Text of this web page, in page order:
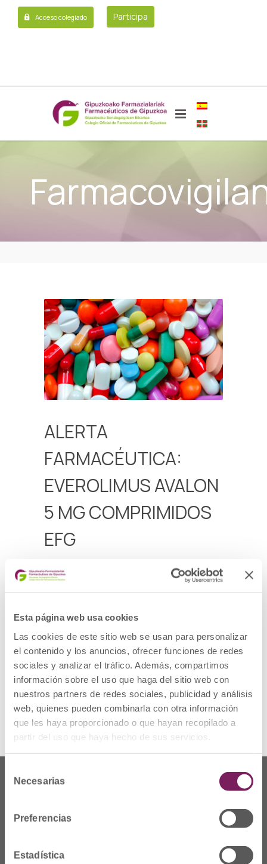
Esta página web usa cookies
Las cookies de este sitio web se usan para personalizar
el contenido y los anuncios, ofrecer funciones de redes
sociales y analizar el tráfico. Además, compartimos
información sobre el uso que haga del sitio web con
nuestros partners de redes sociales, publicidad y análisis
web, quienes pueden combinarla con otra información
que les haya proporcionado o que hayan recopilado a
partir del uso que haya hecho de sus servicios.
Necesarias
Preferencias
Estadística
Acceso colegiado Participa
ALERTA
FARMACÉUTICA:
EVEROLIMUS AVALON
5 MG COMPRIMIDOS
EFG
PRODUCTO: Medicamento Hospitalario
DOE: EVEROLIMUS
PRESENTACION: EVEROLIMUS AVALON 5 MG
LOTE: 24048A1A
FECHA DE CADUCIDAD: 30/06/2026
DESCRIPCIÓN DEL DEFECTO: Clase 2.
MEDIDAS CAUTELARES ADOPTADAS:
Retirada del mercado de todas las unidades
distribuidas del lote afectado y devolución al
laboratorio por los cauces habituales.
Ver alerta